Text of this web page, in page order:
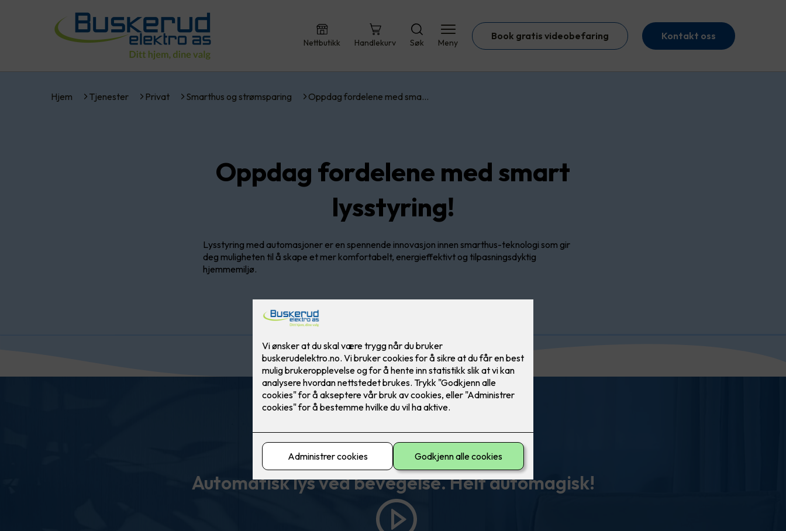
Nettbutikk Handlekurv Søk Meny
Book gratis videobefaring Kontakt oss
Hjem Tjenester Privat Smarthus og strømsparing Oppdag fordelene med sma…
Oppdag fordelene med smart
lysstyring!
Lysstyring med automasjoner er en spennende innovasjon innen smarthus-teknologi som gir
deg muligheten til å skape et mer komfortabelt, energieffektivt og tilpasningsdyktig
hjemmemiljø.
ELKO Smart
Automatisk lys ved bevegelse. Helt automagisk!